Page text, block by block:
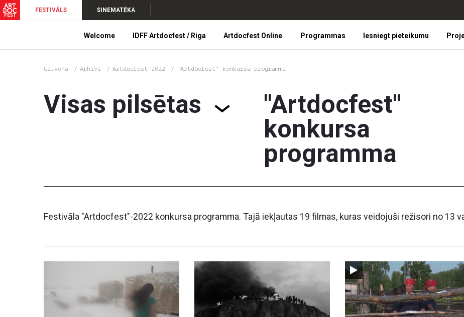
FESTIVĀLS SINEMATĒKA
Welcome IDFF Artdocfest / Riga Artdocfest Online Programmas Iesniegt pieteikumu
Galvenā Arhīvs Artdocfest 2022 "Artdocfest" konkursa programma
Visas pilsētas
"Artdocfest"
konkursa
programma
Festivāla "Artdocfest"-2022 konkursa programma. Tajā iekļautas 19 filmas, kuras veidojuši režisori no 13